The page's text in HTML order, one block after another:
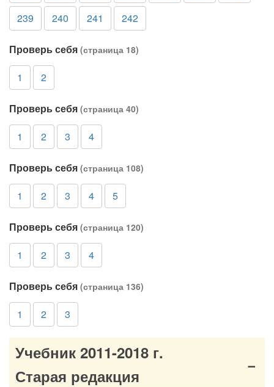
239
240 241 242
Проверь себя (страница 18)
1 2
Проверь себя (страница 40)
1 2 3 4
Проверь себя (страница 108)
1 2 3 4 5
Проверь себя (страница 120)
1 2 3 4
Проверь себя (страница 136)
1 2 3
Учебник 2011-2018 г.
Старая редакция